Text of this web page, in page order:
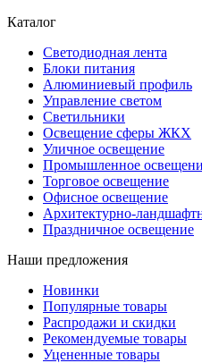
Каталог
Светодиодная лента
Блоки питания
Алюминиевый профиль
Управление светом
Светильники
Освещение сферы ЖКХ
Уличное освещение
Промышленное
Торговое освещение
Офисное освещение
Архитектурно-
Праздничное освещение
Наши предложения
Новинки
Популярные товары
Распродажи и скидки
Рекомендуемые товары
Уцененные товары